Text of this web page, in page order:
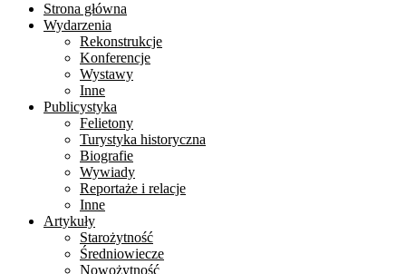
Strona główna
Wydarzenia
Rekonstrukcje
Konferencje
Wystawy
Inne
Publicystyka
Felietony
Turystyka historyczna
Biografie
Wywiady
Reportaże i relacje
Inne
Artykuły
Starożytność
Średniowiecze
Nowożytność